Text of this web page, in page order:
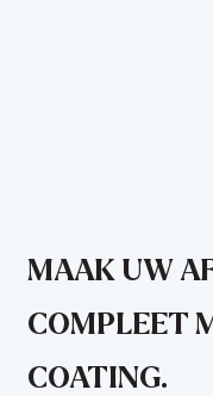
MAAK UW
COMPLEET
COATING.